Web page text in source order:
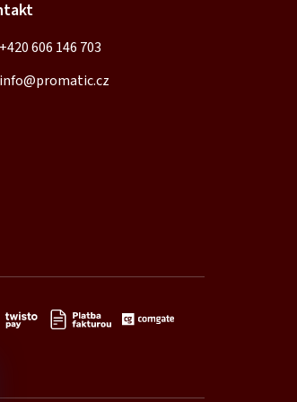
info@promatic.cz
+420 606 146 703